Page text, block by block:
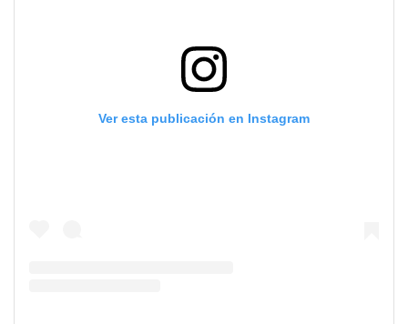
Ver esta publicación en Instagram